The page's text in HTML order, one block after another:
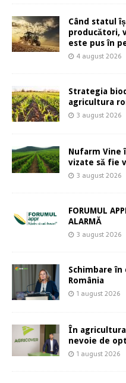
Când statul
producători,
este pus în
4 august 2026
Strategia
agricultura
3 august 2026
Nufarm Vine
vizate să fie
3 august 2026
FORUMUL
ALARMĂ
3 august 2026
Schimbare în
România
1 august 2026
În
nevoie de
1 august 2026